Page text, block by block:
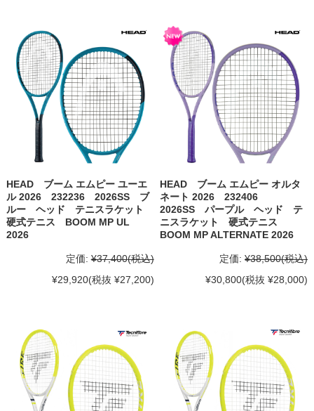
HEAD ブーム エムピー ユーエ
ル 2026 232236 2026SS ブ
ルー ヘッド テニスラケット
硬式テニス BOOM MP UL
2026
定価: ¥37,400(税込)
¥29,920(税抜 ¥27,200)
HEAD ブーム エムピー オルタ
ネート 2026 232406
2026SS パープル ヘッド テ
ニスラケット 硬式テニス
BOOM MP ALTERNATE 2026
定価: ¥38,500(税込)
¥30,800(税抜 ¥28,000)